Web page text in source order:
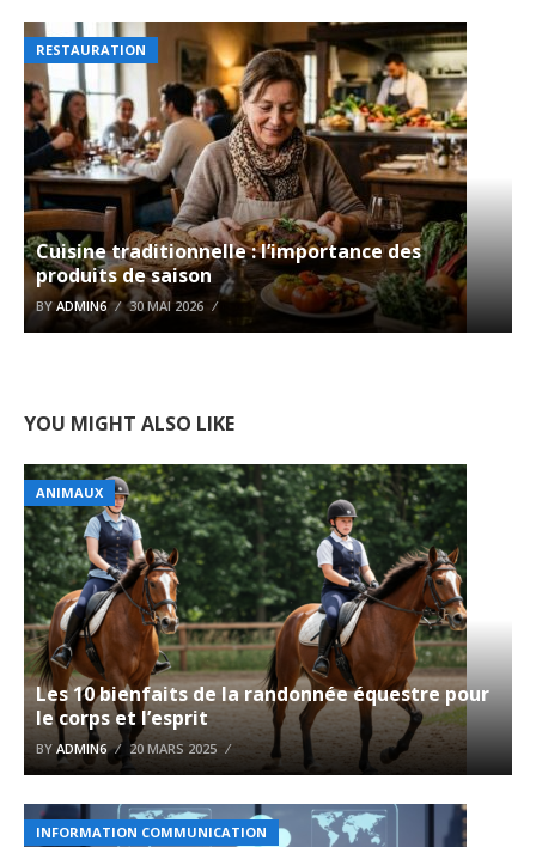
RESTAURATION
Cuisine traditionnelle : l’importance des
produits de saison
BYADMIN6 30 MAI 2026
YOU MIGHT ALSO LIKE
ANIMAUX
Les 10 bienfaits de la randonnée équestre pour
le corps et l’esprit
BY ADMIN6 20 MARS 2025
INFORMATION COMMUNICATION